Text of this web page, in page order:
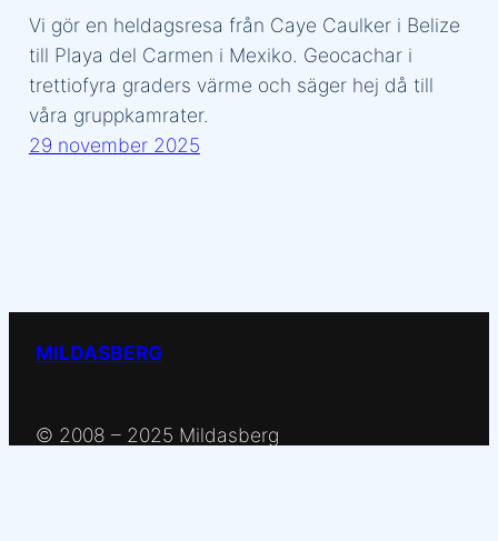
Vi gör en heldagsresa från Caye Caulker i Belize
till Playa del Carmen i Mexiko. Geocachar i
trettiofyra graders värme och säger hej då till
våra gruppkamrater.
29 november 2025
MILDASBERG
© 2008 – 2025 Mildasberg